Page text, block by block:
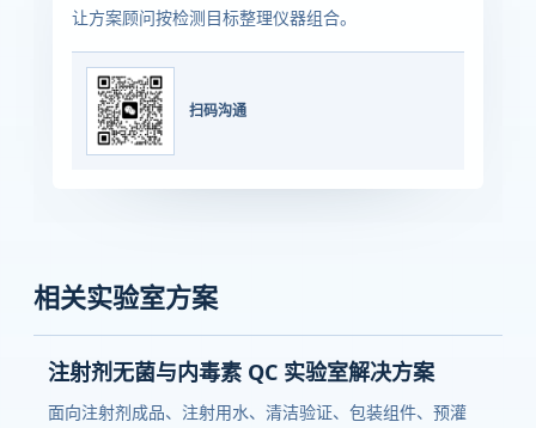
让方案顾问按检测目标整理仪器组合。
扫码沟通
相关实验室方案
注射剂无菌与内毒素 QC 实验室解决方案
面向注射剂成品、注射用水、清洁验证、包装组件、预灌